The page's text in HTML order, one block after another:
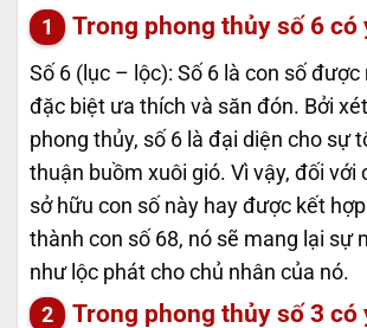
Trong phong thủy số 6 có
Số 6 (lục – lộc): Số 6 là con số
đặc biệt ưa thích và săn đón. Bởi
phong thủy, số 6 là đại diện cho sự
thuận buồm xuôi gió. Vì vậy, đối với
sở hữu con số này hay được kết
thành con số 68, nó sẽ mang lại sự
như lộc phát cho chủ nhân của nó.
Trong phong thủy số 3 có